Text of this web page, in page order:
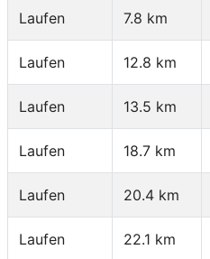
Laufen 7.8 km
Laufen 12.8 km
Laufen 13.5 km
Laufen 18.7 km
Laufen 20.4 km
Laufen 22.1 km